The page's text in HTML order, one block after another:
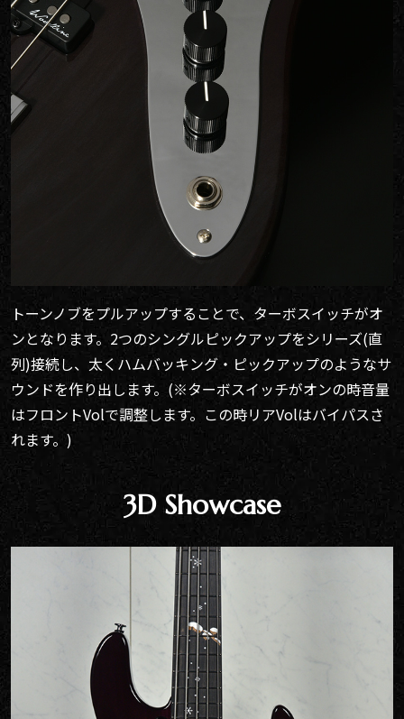
トーンノブをプルアップすることで、ターボスイッチがオ
ンとなります。2つのシングルピックアップをシリーズ(直
列)接続し、太くハムバッキング・ピックアップのようなサ
ウンドを作り出します。(※ターボスイッチがオンの時音量
はフロントVolで調整します。この時リアVolはバイパスさ
れます。)
3D Showcase